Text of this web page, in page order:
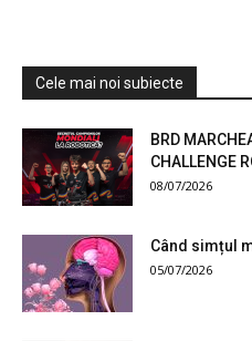
Cele mai noi subiecte
BRD
CHALLENGE
08/07/2026
Când simțul
05/07/2026